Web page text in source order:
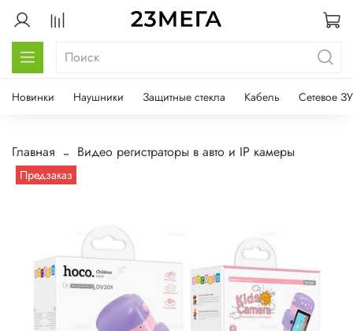
Новинки Наушники Защитные стекла Кабель Сетевое ЗУ
Главная Видео регистраторы в авто и IP камеры
Предзаказ